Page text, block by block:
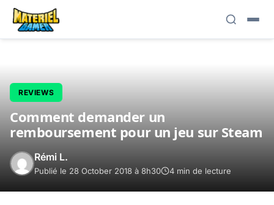
REVIEWS
Comment demander un
remboursement pour un jeu sur Steam
Rémi L.
Publié le 28 October 2018 à 8h30 4 min de lecture